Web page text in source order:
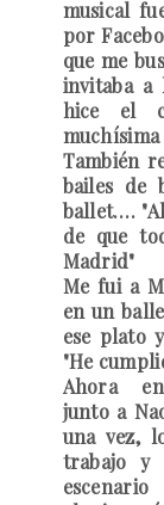
musical
por
que me
invitaba a
hice el
También
bailes de
ballet….
de que
Madrid"
Me fui a
en un
ese plato
"He
Ahora en
junto a
una vez,
trabajo y